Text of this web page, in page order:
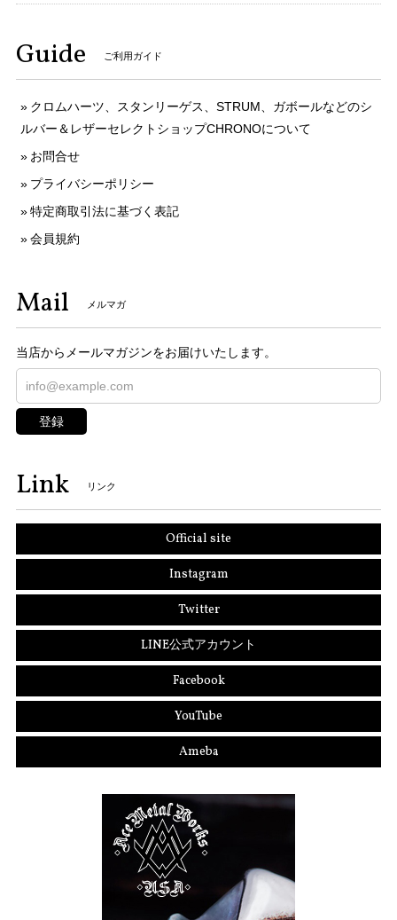
Guide ご利用ガイド
クロムハーツ、スタンリーゲス、STRUM、ガボールなどのシ
ルバー＆レザーセレクトショップCHRONOについて
お問合せ
プライバシーポリシー
特定商取引法に基づく表記
会員規約
Mail メルマガ
当店からメールマガジンをお届けいたします。
登録
Link リンク
Official site
Instagram
Twitter
LINE公式アカウント
Facebook
YouTube
Ameba